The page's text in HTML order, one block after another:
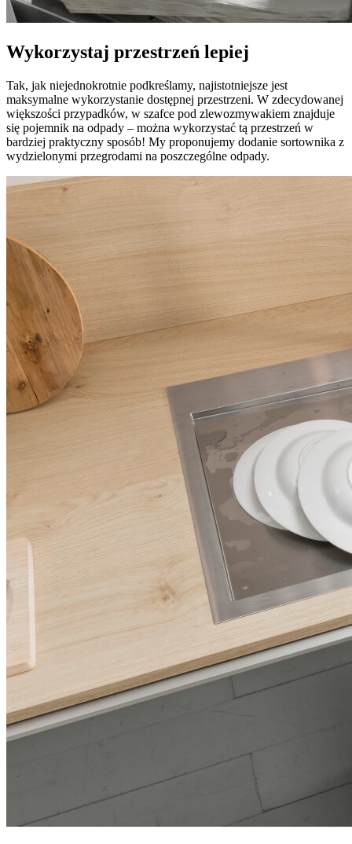
Wykorzystaj przestrzeń lepiej
Tak, jak niejednokrotnie podkreślamy, najistotniejsze jest
maksymalne wykorzystanie dostępnej przestrzeni. W zdecydowanej
większości przypadków, w szafce pod zlewozmywakiem znajduje
się pojemnik na odpady – można wykorzystać tą przestrzeń w
bardziej praktyczny sposób! My proponujemy dodanie sortownika z
wydzielonymi przegrodami na poszczególne odpady.